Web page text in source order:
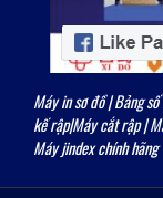
Máy in sơ đồ|Bảng số
kế rập|Máy cắt rập|
Máy jindex chính hãng